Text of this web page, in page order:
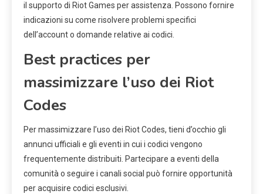
il supporto di Riot Games per assistenza. Possono fornire
indicazioni su come risolvere problemi specifici
dell’account o domande relative ai codici.
Best practices per
massimizzare l’uso dei Riot
Codes
Per massimizzare l’uso dei Riot Codes, tieni d’occhio gli
annunci ufficiali e gli eventi in cui i codici vengono
frequentemente distribuiti. Partecipare a eventi della
comunità o seguire i canali social può fornire opportunità
per acquisire codici esclusivi.